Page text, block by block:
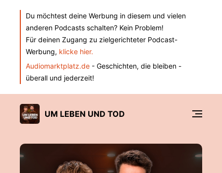
Du möchtest deine Werbung in diesem und vielen
anderen Podcasts schalten? Kein Problem!
Für deinen Zugang zu zielgerichteter Podcast-
Werbung, klicke hier.
Audiomarktplatz.de - Geschichten, die bleiben -
überall und jederzeit!
UM LEBEN UND TOD